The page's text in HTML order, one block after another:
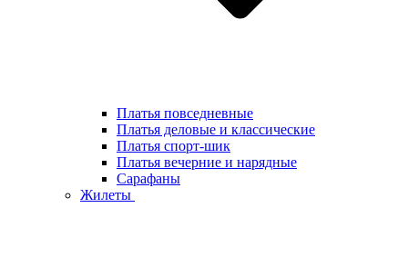
Платья повседневные
Платья деловые и классические
Платья спорт-шик
Платья вечерние и нарядные
Сарафаны
Жилеты